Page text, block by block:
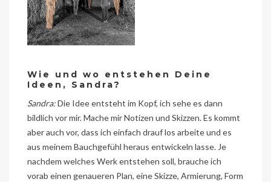
Wie und wo entstehen Deine
Ideen, Sandra?
Sandra:Die Idee entsteht im Kopf, ich sehe es dann
bildlich vor mir. Mache mir Notizen und Skizzen. Es kommt
aber auch vor, dass ich einfach drauf los arbeite und es
aus meinem Bauchgefühl heraus entwickeln lasse. Je
nachdem welches Werk entstehen soll, brauche ich
vorab einen genaueren Plan, eine Skizze, Armierung, Form